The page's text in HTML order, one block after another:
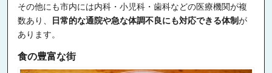
その他にも市内には内科・小児科・歯科などの医療機関が複
数あり、
日常的な通院や急な体調不良にも対応できる体制が
あります。
食の豊富な街